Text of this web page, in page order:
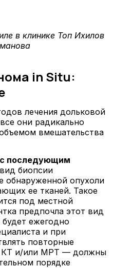
в клинике Топ Ихилов
in Situ:
лечения дольковой
они радикально
вмешательства
с последующим
биопсии
обнаруженной опухоли
ее тканей. Такое
под местной
предпочла этот вид
ежегодно
и при
повторные
КТ и/или МРТ — должны
порядке